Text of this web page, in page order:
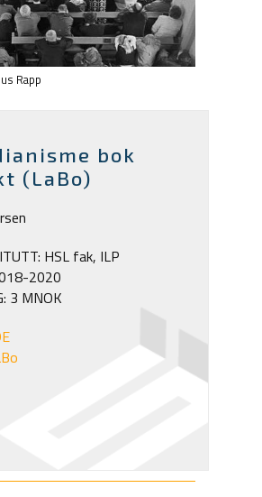
Rapp
bok
(LaBo)
HSL fak, ILP
2020
3 MNOK